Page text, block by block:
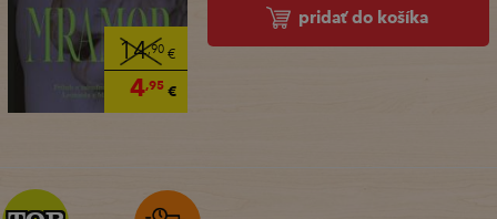
14,90€
4,95€
pridať do košíka